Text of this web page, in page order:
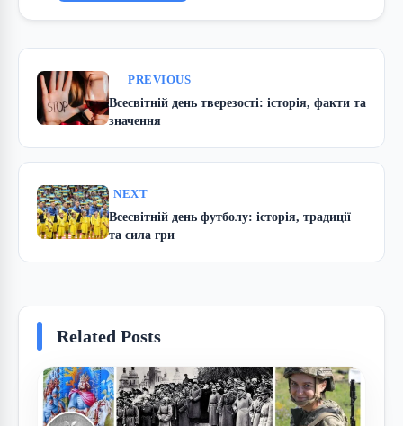
PREVIOUS
Всесвітній день тверезості: історія, факти та
значення
NEXT
Всесвітній день футболу: історія, традиції
та сила гри
Related Posts